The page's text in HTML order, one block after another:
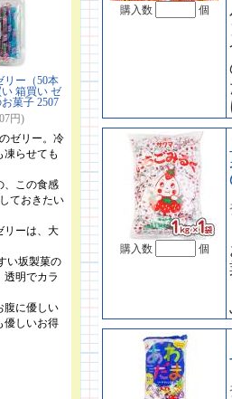
リー（50本
箱買い ゼ
菓子 2507
円)
ゼリー。冷
凍らせても
、この食感
ておきたい
リーは、大
い坂製菓の
透明でカラ
腹に優しい
優しいお得
購入数 個
購入数 個